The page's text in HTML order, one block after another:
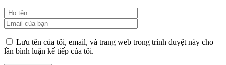
Lưu tên của tôi, email, và trang web trong trình duyệt này cho
lần bình luận kế tiếp của tôi.